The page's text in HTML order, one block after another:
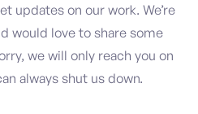
updates on our work. We’re
would love to share some
we will only reach you on
always shut us down.